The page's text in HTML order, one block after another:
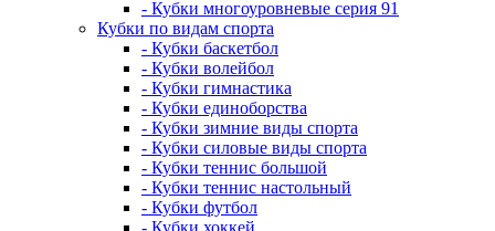
- Кубки многоуровневые серия 91
Кубки по видам спорта
- Кубки баскетбол
- Кубки волейбол
- Кубки гимнастика
- Кубки единоборства
- Кубки зимние виды спорта
- Кубки силовые виды спорта
- Кубки теннис большой
- Кубки теннис настольный
- Кубки футбол
- Кубки хоккей